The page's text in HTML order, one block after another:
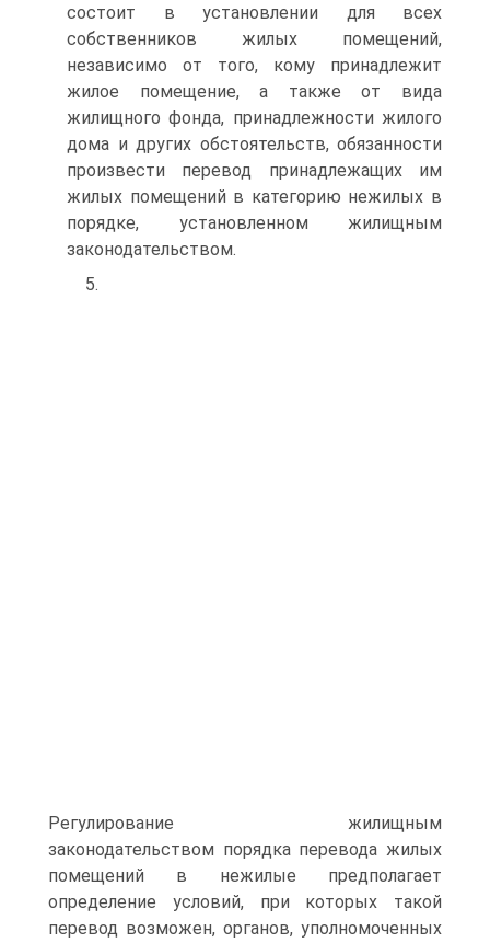
состоит в установлении для всех
собственников жилых помещений,
независимо от того, кому принадлежит
жилое помещение, а также от вида
жилищного фонда, принадлежности жилого
дома и других обстоятельств, обязанности
произвести перевод принадлежащих им
жилых помещений в категорию нежилых в
порядке, установленном жилищным
законодательством.
5.
Регулирование жилищным
законодательством порядка перевода жилых
помещений в нежилые предполагает
определение условий, при которых такой
перевод возможен, органов, уполномоченных